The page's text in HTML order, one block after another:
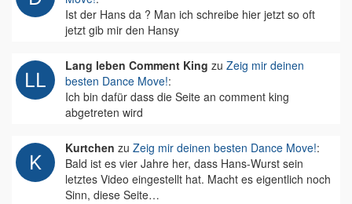
Ist der Hans da ? Man ich schreibe hier jetzt so oft
jetzt gib mir den Hansy
Lang leben Comment King zu Zeig mir deinen
besten Dance Move!:
Ich bin dafür dass die Seite an comment king
abgetreten wird
Kurtchen zu Zeig mir deinen besten Dance Move!:
Bald ist es vier Jahre her, dass Hans-Wurst sein
letztes Video eingestellt hat. Macht es eigentlich noch
Sinn, diese Seite…